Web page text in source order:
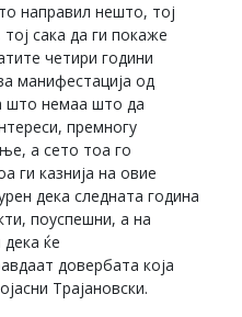
направил нешто, тој
сака да ги покаже
четири години
манифестација од
што немаа што да
премногу
а сето тоа го
ги казнија на овие
дека следната година
поуспешни, а на
ќе
довербата која
Трајановски.